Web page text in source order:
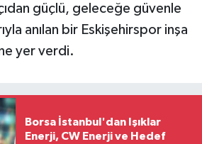
güçlü, geleceğe güvenle
anılan bir Eskişehirspor inşa
yer verdi.
Borsa İstanbul'dan Işıklar
Enerji, CW Enerji ve Hedef